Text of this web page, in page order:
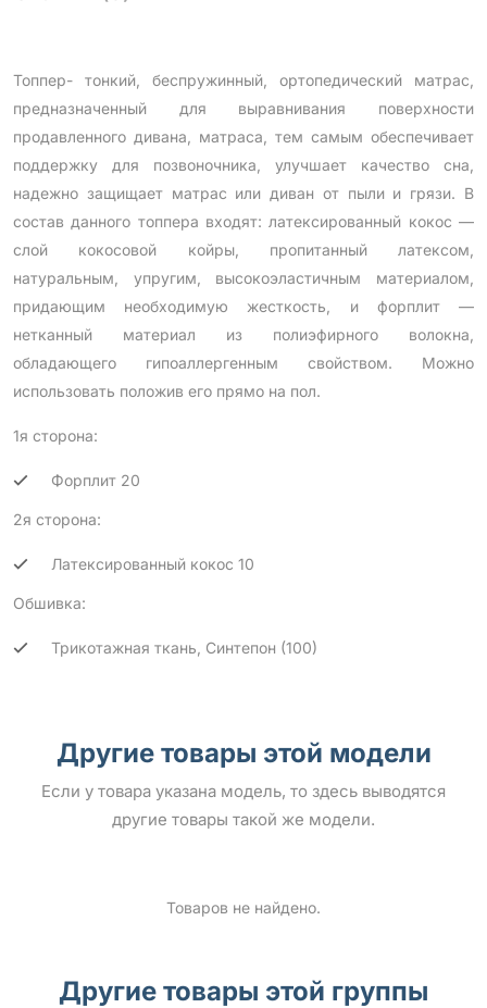
Топпер- тонкий, беспружинный, ортопедический матрас,
предназначенный для выравнивания поверхности
продавленного дивана, матраса, тем самым обеспечивает
поддержку для позвоночника, улучшает качество сна,
надежно защищает матрас или диван от пыли и грязи. В
состав данного топпера входят: латексированный кокос —
слой кокосовой койры, пропитанный латексом,
натуральным, упругим, высокоэластичным материалом,
придающим необходимую жесткость, и форплит —
нетканный материал из полиэфирного волокна,
обладающего гипоаллергенным свойством. Можно
использовать положив его прямо на пол.
1я сторона:
Форплит 20
2я сторона:
Латексированный кокос 10
Обшивка:
Трикотажная ткань, Синтепон (100)
Другие товары этой модели
Если у товара указана модель, то здесь выводятся
другие товары такой же модели.
Товаров не найдено.
Другие товары этой группы